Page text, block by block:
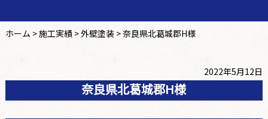
ホーム >施工実績>外壁塗装>奈良県北葛城郡H様
2022年5月12日
奈良県北葛城郡H様